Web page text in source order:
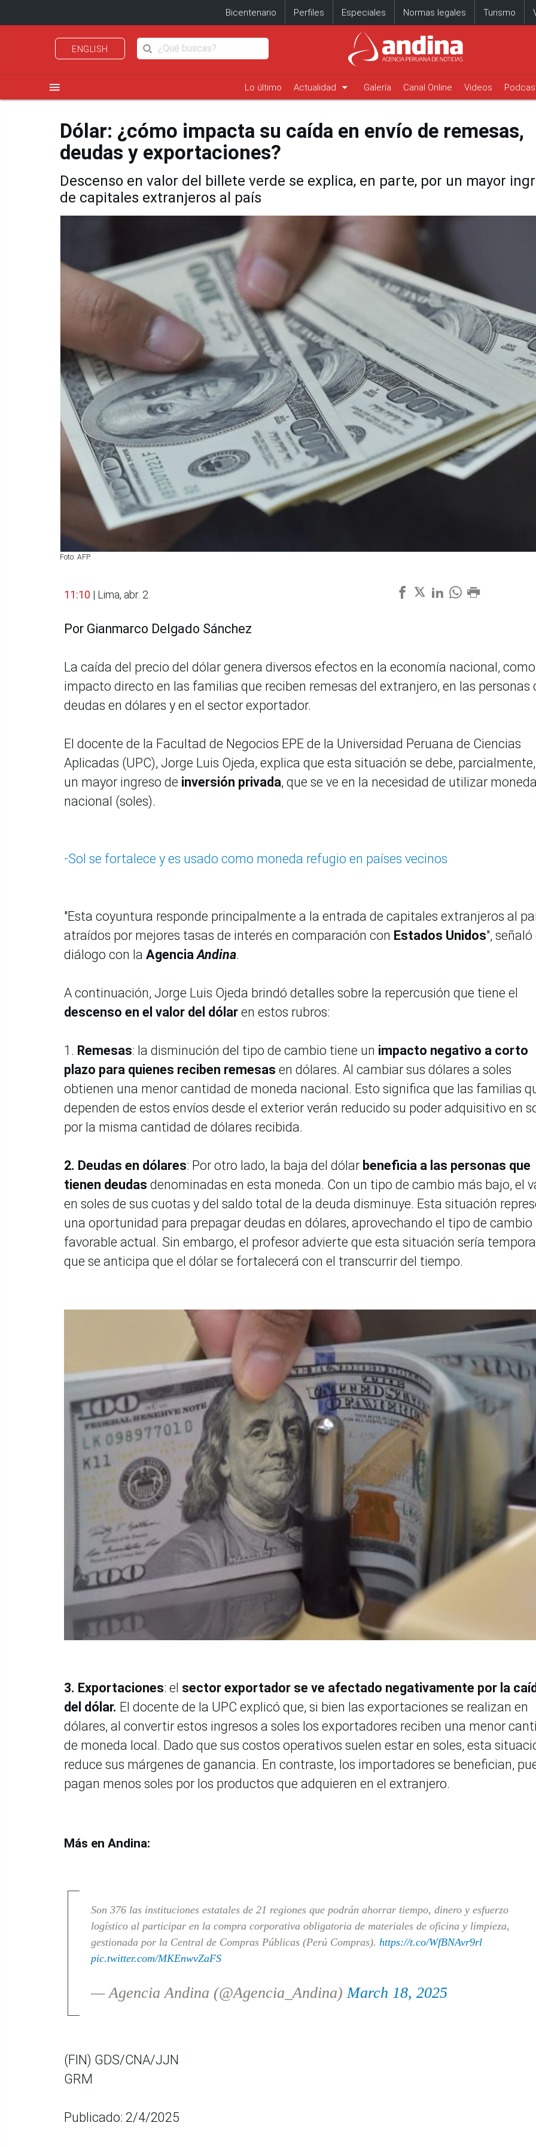
Bicentenario Perfiles Especiales Normas legales Turismo
ENGLISH
menu Lo último Actualidad arrow_drop_down Galería Canal Online Videos
Dólar: ¿cómo impacta su caída en envío de remesas,
deudas y exportaciones?
Descenso en valor del billete verde se explica, en parte, por un mayor
de capitales extranjeros al país
Foto: AFP.
11:10 | Lima, abr. 2.
Por Gianmarco Delgado Sánchez
La caída del precio del dólar genera diversos efectos en la economía nacional,
impacto directo en las familias que reciben remesas del extranjero, en las personas
deudas en dólares y en el sector exportador.
El docente de la Facultad de Negocios EPE de la Universidad Peruana de Ciencias
Aplicadas (UPC), Jorge Luis Ojeda, explica que esta situación se debe,
un mayor ingreso de inversión privada, que se ve en la necesidad de utilizar moneda
nacional (soles).
-Sol se fortalece y es usado como moneda refugio en países vecinos
"Esta coyuntura responde principalmente a la entrada de capitales extranjeros al
atraídos por mejores tasas de interés en comparación con Estados Unidos", señaló
diálogo con la AgenciaAndina.
A continuación, Jorge Luis Ojeda brindó detalles sobre la repercusión que tiene el
descenso en el valor del dólar en estos rubros:
1. Remesas: la disminución del tipo de cambio tiene un impacto negativo a corto
plazo para quienes reciben remesas en dólares. Al cambiar sus dólares a soles
obtienen una menor cantidad de moneda nacional. Esto significa que las familias
dependen de estos envíos desde el exterior verán reducido su poder adquisitivo en
por la misma cantidad de dólares recibida.
2. Deudas en dólares: Por otro lado, la baja del dólar beneficia a las personas que
tienen deudas denominadas en esta moneda. Con un tipo de cambio más bajo, el
en soles de sus cuotas y del saldo total de la deuda disminuye. Esta situación
una oportunidad para prepagar deudas en dólares, aprovechando el tipo de cambio
favorable actual. Sin embargo, el profesor advierte que esta situación sería
que se anticipa que el dólar se fortalecerá con el transcurrir del tiempo.
3. Exportaciones: el sector exportador se ve afectado negativamente por la
del dólar. El docente de la UPC explicó que, si bien las exportaciones se realizan en
dólares, al convertir estos ingresos a soles los exportadores reciben una menor
de moneda local. Dado que sus costos operativos suelen estar en soles, esta
reduce sus márgenes de ganancia. En contraste, los importadores se benefician,
pagan menos soles por los productos que adquieren en el extranjero.
Más en Andina:
Son 376 las instituciones estatales de 21 regiones que podrán ahorrar tiempo, dinero y esfuerzo
logístico al participar en la compra corporativa obligatoria de materiales de oficina y limpieza,
gestionada por la Central de Compras Públicas (Perú Compras). https://t.co/WfBNAvr9rl
pic.twitter.com/MKEnwvZaFS
— Agencia Andina (@Agencia_Andina)March 18, 2025
(FIN) GDS/CNA/JJN
GRM
Publicado: 2/4/2025